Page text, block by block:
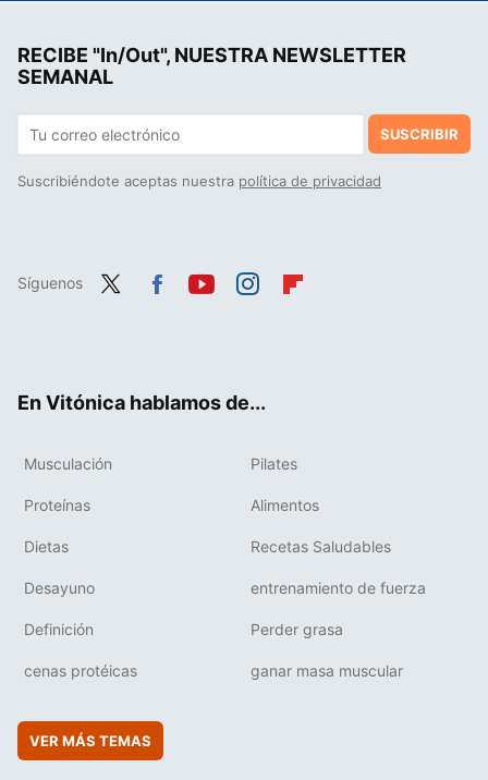
RECIBE "In/Out", NUESTRA NEWSLETTER
SEMANAL
SUSCRIBIR
Suscribiéndote aceptas nuestra política de privacidad
Síguenos
En Vitónica hablamos de...
Musculación Pilates
Proteínas Alimentos
Dietas Recetas Saludables
Desayuno entrenamiento de fuerza
Definición Perder grasa
cenas protéicas ganar masa muscular
VER MÁS TEMAS